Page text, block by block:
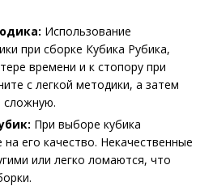
Использование
при сборке Кубика Рубика,
времени и к стопору при
с легкой методики, а затем
сложную.
При выборе кубика
его качество. Некачественные
или легко ломаются, что